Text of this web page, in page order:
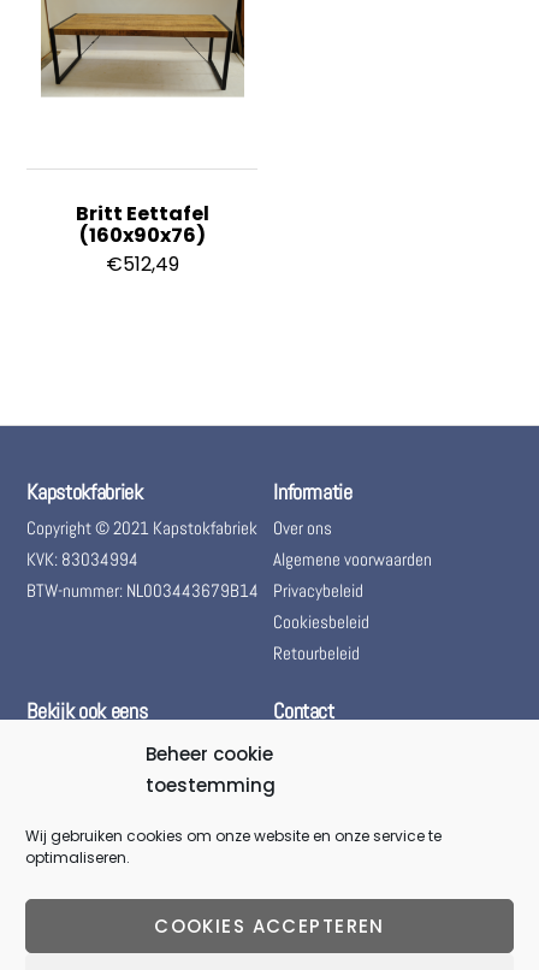
Beheer cookie
toestemming
Wij gebruiken cookies om onze website en onze service te
optimaliseren.
COOKIES ACCEPTEREN
Britt Eettafel
(160x90x76)
€512,49
Kapstokfabriek
Copyright © 2021 Kapstokfabriek
KVK: 83034994
BTW-nummer: NL003443679B14
Informatie
Over ons
Algemene voorwaarden
Privacybeleid
Cookiesbeleid
Retourbeleid
Bekijk ook eens
Bol.com – Kapstokfabriek
Marktplaats – Kapstokfabriek
Contact
Waleplein 23291 CZ Strijen,
Hoeksche Waard, Zuid-